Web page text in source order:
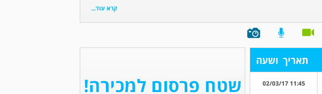
קרא עוד...
תאריך ושעה
11:45 02/03/17